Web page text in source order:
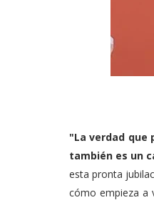
"La verdad que
también es un
esta pronta
cómo empieza a